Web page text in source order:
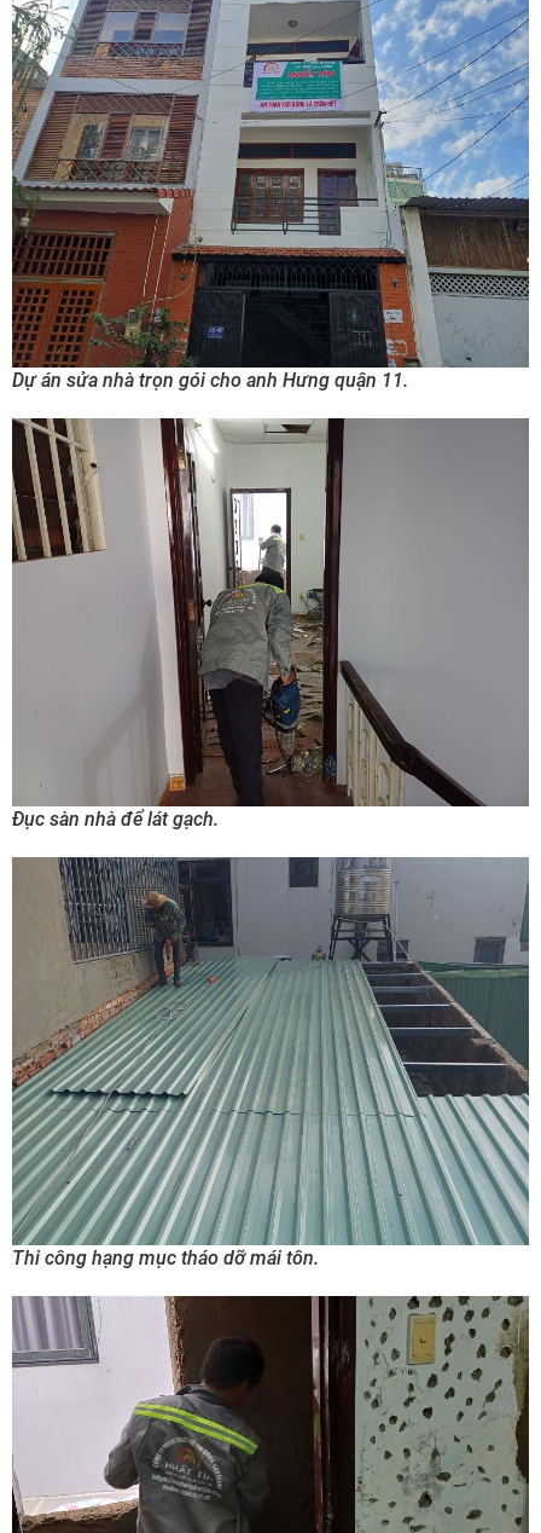
Dự án sửa nhà trọn gói cho anh Hưng quận 11.
Đục sàn nhà để lát gạch.
Thi công hạng mục tháo dỡ mái tôn.